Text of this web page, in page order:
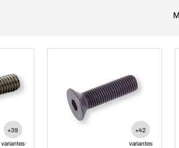
+39
variantes
+42
variantes